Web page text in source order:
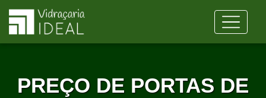
PREÇO DE PORTAS DE